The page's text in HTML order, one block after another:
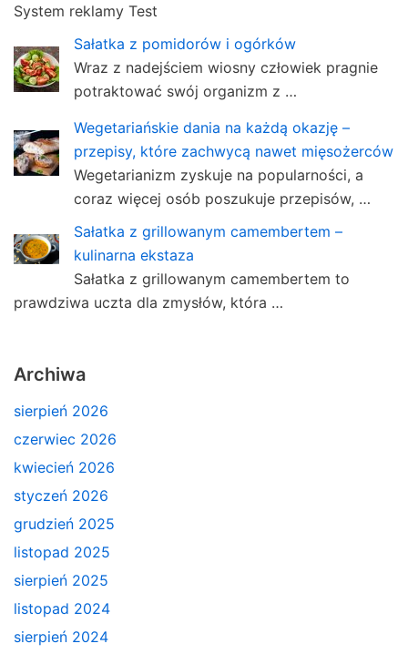
System reklamy Test
Sałatka z pomidorów i ogórków
Wraz z nadejściem wiosny człowiek pragnie
potraktować swój organizm z …
Wegetariańskie dania na każdą okazję –
przepisy, które zachwycą nawet mięsożerców
Wegetarianizm zyskuje na popularności, a
coraz więcej osób poszukuje przepisów, …
Sałatka z grillowanym camembertem –
kulinarna ekstaza
Sałatka z grillowanym camembertem to
prawdziwa uczta dla zmysłów, która …
Archiwa
sierpień 2026
czerwiec 2026
kwiecień 2026
styczeń 2026
grudzień 2025
listopad 2025
sierpień 2025
listopad 2024
sierpień 2024